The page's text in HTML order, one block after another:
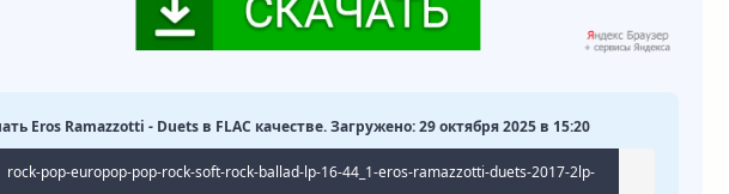
Eros Ramazzotti - Duets в FLAC качестве. Загружено: 29 октября 2025 в 15:20
rock-pop-europop-pop-rock-soft-rock-ballad-lp-16-44_1-eros-ramazzotti-duets-2017-2lp-